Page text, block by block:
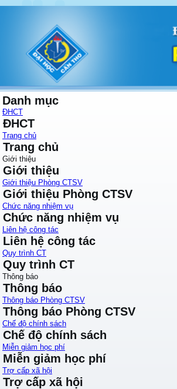
Danh mục
ĐHCT
ĐHCT
Trang chủ
Trang chủ
Giới thiệu
Giới thiệu
Giới thiệu Phòng CTSV
Giới thiệu Phòng CTSV
Chức năng nhiệm vụ
Chức năng nhiệm vụ
Liên hệ công tác
Liên hệ công tác
Quy trình CT
Quy trình CT
Thông báo
Thông báo
Thông báo Phòng CTSV
Thông báo Phòng CTSV
Chế độ chính sách
Chế độ chính sách
Miễn giảm học phí
Miễn giảm học phí
Trợ cấp xã hội
Trợ cấp xã hội